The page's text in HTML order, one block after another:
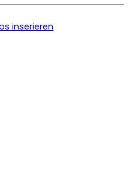
inserieren